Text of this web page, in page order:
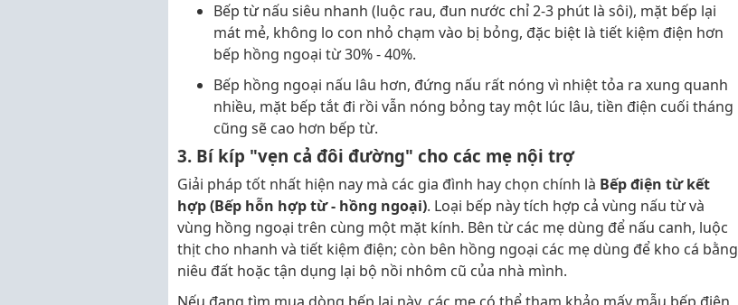
Bếp từ nấu siêu nhanh (luộc rau, đun nước chỉ 2-3 phút là sôi), mặt bếp lại
mát mẻ, không lo con nhỏ chạm vào bị bỏng, đặc biệt là tiết kiệm điện hơn
bếp hồng ngoại từ 30% - 40%.
Bếp hồng ngoại nấu lâu hơn, đứng nấu rất nóng vì nhiệt tỏa ra xung quanh
nhiều, mặt bếp tắt đi rồi vẫn nóng bỏng tay một lúc lâu, tiền điện cuối tháng
cũng sẽ cao hơn bếp từ.
3. Bí kíp "vẹn cả đôi đường" cho các mẹ nội trợ
Giải pháp tốt nhất hiện nay mà các gia đình hay chọn chính là Bếp điện từ kết
hợp (Bếp hỗn hợp từ - hồng ngoại). Loại bếp này tích hợp cả vùng nấu từ và
vùng hồng ngoại trên cùng một mặt kính. Bên từ các mẹ dùng để nấu canh, luộc
thịt cho nhanh và tiết kiệm điện; còn bên hồng ngoại các mẹ dùng để kho cá bằng
niêu đất hoặc tận dụng lại bộ nồi nhôm cũ của nhà mình.